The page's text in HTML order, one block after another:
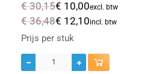
€ 30,15€ 10,00excl. btw
€ 36,48€ 12,10incl. btw
Prijs per stuk